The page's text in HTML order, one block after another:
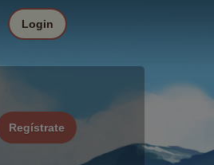
Regístrate
Login